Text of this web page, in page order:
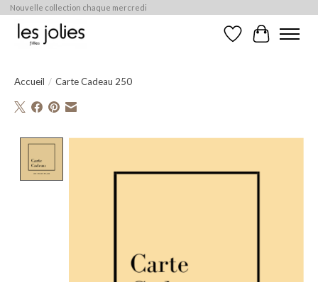
Nouvelle collection chaque mercredi
Liste de souhaits
Panier
Accueil / Carte Cadeau 250